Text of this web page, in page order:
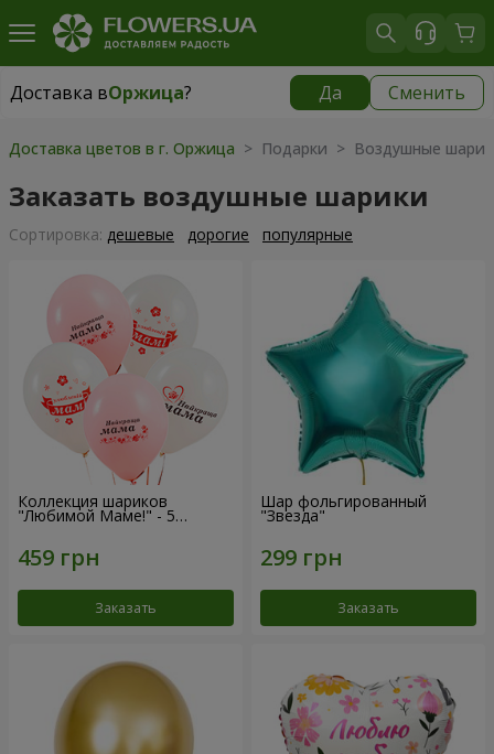
Доставка вОржица? Да Сменить
Доставка вОржица|
Доставка цветов в г. Оржица > Подарки > Воздушные
Заказать воздушные шарики
Cортировка: дешевые дорогие популярные
Коллекция шариков
"Любимой Маме!" - 5
Заказать
Шар фольгированный
"Звезда"
Заказать